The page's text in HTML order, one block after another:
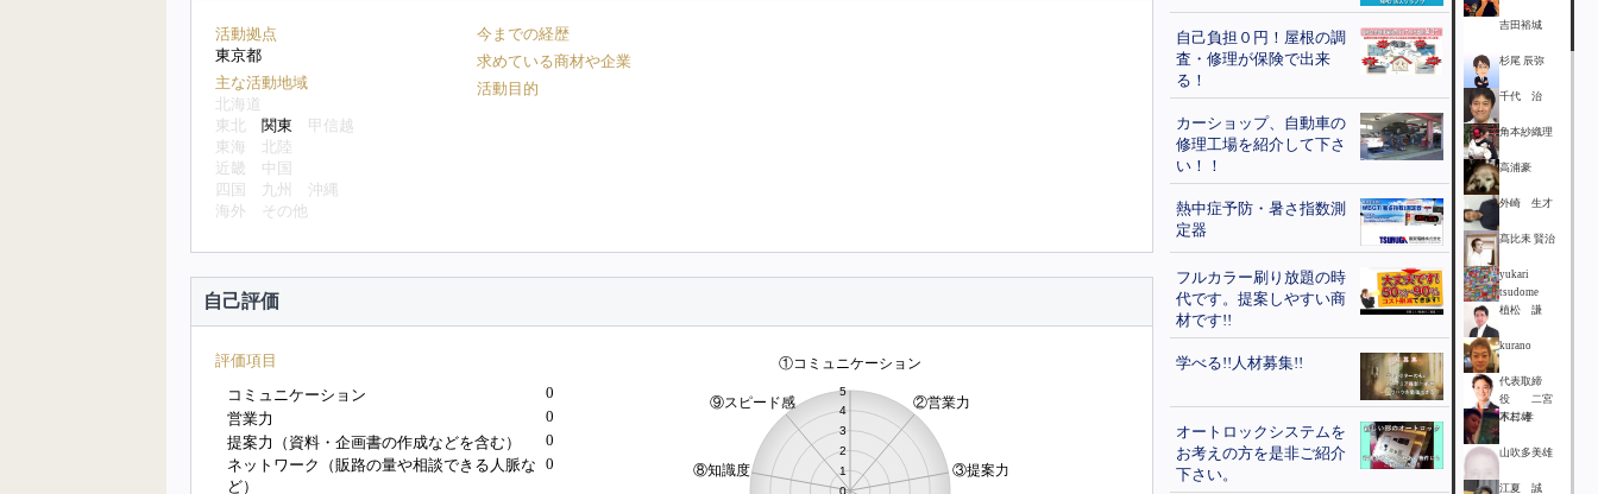
活動拠点
東京都
主な活動地域
北海道
東北 関東 甲信越
東海
北陸
近畿
中国
四国
九州
沖縄
海外
その他
今までの経歴
求めている商材や企業
活動目的
自己評価
評価項目
コミュニケーション
0
営業力
0
提案力（資料・企画書の作成などを含む）
0
ネットワーク（販路の量や相談できる人脈な
ど）
0
自己負担０円！屋根の調
査・修理が保険で出来
る！
カーショップ、自動車の
修理工場を紹介して下さ
い！！
熱中症予防・暑さ指数測
定器
フルカラー刷り放題の時
代です。提案しやすい商
材です!!
学べる!!人材募集!!
オートロックシステムを
お考えの方を是非ご紹介
下さい。
吉田裕城
杉尾 辰弥
千代 治
角本紗織理
高浦豪
外崎 生才
髙比耒 賢治
yukari
tsudome
植松 謙
kurano
代表取締
役 二宮
不二雄
木村 孝
山吹多美雄
江夏 誠